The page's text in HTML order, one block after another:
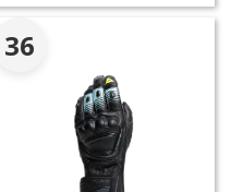
器本体)の交換が必要です。MFJ
公認モデル。
36